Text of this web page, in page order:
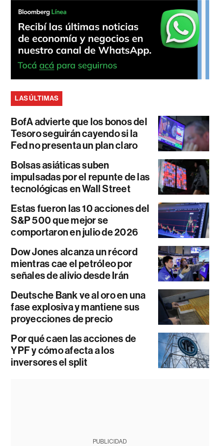
LAS ÚLTIMAS
BofA advierte que los bonos del
Tesoro seguirán cayendo si la
Fed no presenta un plan claro
Bolsas asiáticas suben
impulsadas por el repunte de las
tecnológicas en Wall Street
Estas fueron las 10 acciones del
S&P 500 que mejor se
comportaron en julio de 2026
Dow Jones alcanza un récord
mientras cae el petróleo por
señales de alivio desde Irán
Deutsche Bank ve al oro en una
fase explosiva y mantiene sus
proyecciones de precio
Por qué caen las acciones de
YPF y cómo afecta a los
inversores el split
PUBLICIDAD